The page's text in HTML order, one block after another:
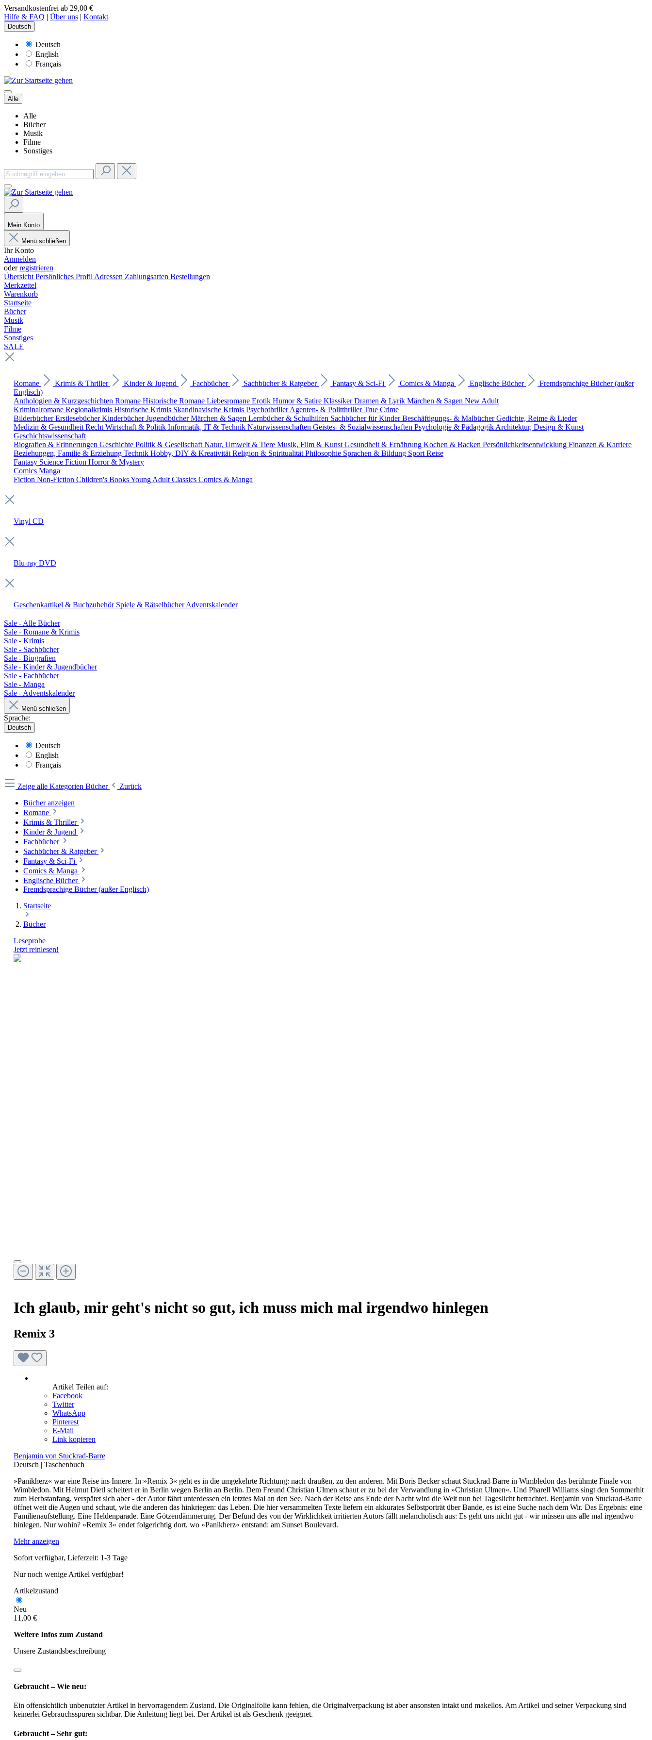
Versandkostenfrei ab 29,00 €
Hilfe & FAQ | Über uns | Kontakt
Deutsch
Deutsch
English
Français
Alle
Alle
Bücher
Musik
Filme
Sonstiges
Mein Konto
Menü schließen
Ihr Konto
Anmelden
oderregistrieren
Übersicht Persönliches Profil Adressen Zahlungsarten Bestellungen
Merkzettel
Warenkorb
Startseite
Bücher
Musik
Filme
Sonstiges
SALE
Romane Krimis & Thriller Kinder & Jugend Fachbücher Sachbücher & Ratgeber Fantasy & Sci-Fi Comics & Manga Englische Bücher
Fremdsprachige Bücher (außer
Englisch)
Anthologien & Kurzgeschichten Romane Historische Romane Liebesromane Erotik Humor & Satire KlassikerDramen & Lyrik Märchen & Sagen New Adult
Kriminalromane Regionalkrimis Historische Krimis Skandinavische Krimis PsychothrillerAgenten- & PolitthrillerTrue Crime
BilderbücherErstlesebücherKinderbücherJugendbücherMärchen & Sagen Lernbücher & Schulhilfen Sachbücher für KinderBeschäftigungs- & MalbücherGedichte, Reime & Lieder
Medizin & Gesundheit Recht Wirtschaft & Politik Informatik, IT & Technik Naturwissenschaften Geistes- & Sozialwissenschaften Psychologie & Pädagogik Architektur, Design & Kunst
Geschichtswissenschaft
Biografien & Erinnerungen Geschichte Politik & Gesellschaft Natur, Umwelt & Tiere Musik, Film & Kunst Gesundheit & Ernährung Kochen & Backen Persönlichkeitsentwicklung Finanzen & Karriere
Beziehungen, Familie & Erziehung Technik Hobby, DIY & Kreativität Religion & Spiritualität Philosophie Sprachen & Bildung Sport Reise
Fantasy Science Fiction Horror & Mystery
Comics Manga
Fiction Non-Fiction Children's BooksYoung Adult Classics Comics & Manga
Vinyl CD
Blu-ray DVD
Geschenkartikel & Buchzubehör Spiele & RätselbücherAdventskalender
Sale - Alle Bücher
Sale - Romane & Krimis
Sale - Krimis
Sale - Sachbücher
Sale - Biografien
Sale - Kinder & Jugendbücher
Sale - Fachbücher
Sale - Manga
Sale - Adventskalender
Menü schließen
Sprache:
Deutsch
Deutsch
English
Français
Zeige alle Kategorien Bücher
Zurück
Bücher anzeigen
Romane
Krimis & Thriller
Kinder & Jugend
Fachbücher
Sachbücher & Ratgeber
Fantasy & Sci-Fi
Comics & Manga
Englische Bücher
Fremdsprachige Bücher (außer Englisch)
Startseite
Bücher
Leseprobe
Jetzt reinlesen!
Ich glaub, mir geht's nicht so gut, ich muss mich mal irgendwo hinlegen
Remix 3
Artikel Teilen auf:
Facebook
Twitter
WhatsApp
Pinterest
E-Mail
Link kopieren
Benjamin von Stuckrad-Barre
Deutsch | Taschenbuch
»Panikherz« war eine Reise ins Innere. In »Remix 3« geht es in die umgekehrte Richtung: nach draußen, zu den anderen. Mit Boris Becker schaut Stuckrad-Barre in Wimbledon das berühmte Finale von
Wimbledon. Mit Helmut Dietl scheitert er in Berlin wegen Berlin an Berlin. Dem Freund Christian Ulmen schaut er zu bei der Verwandlung in »Christian Ulmen«. Und Pharell Williams singt den Sommerhit
zum Herbstanfang, verspätet sich aber - der Autor fährt unterdessen ein letztes Mal an den See. Nach der Reise ans Ende der Nacht wird die Welt nun bei Tageslicht betrachtet. Benjamin von Stuckrad-Barre
öffnet weit die Augen und schaut, wie die anderen das hinkriegen: das Leben. Die hier versammelten Texte liefern ein akkurates Selbstporträt über Bande, es ist eine Suche nach dem Wir. Das Ergebnis: eine
Familienaufstellung. Eine Heldenparade. Eine Götzendämmerung. Der Befund des von der Wirklichkeit irritierten Autors fällt melancholisch aus: Es geht uns nicht gut - wir müssen uns alle mal irgendwo
hinlegen. Nur wohin? »Remix 3« endet folgerichtig dort, wo »Panikherz« entstand: am Sunset Boulevard.
Mehr anzeigen
Sofort verfügbar, Lieferzeit: 1-3 Tage
Nur noch wenige Artikel verfügbar!
Artikelzustand
Neu
11,00 €
Weitere Infos zum Zustand
Unsere Zustandsbeschreibung
Gebraucht – Wie neu:
Ein offensichtlich unbenutzter Artikel in hervorragendem Zustand. Die Originalfolie kann fehlen, die Originalverpackung ist aber ansonsten intakt und makellos. Am Artikel und seiner Verpackung sind
keinerlei Gebrauchsspuren sichtbar. Die Anleitung liegt bei. Der Artikel ist als Geschenk geeignet.
Gebraucht – Sehr gut: